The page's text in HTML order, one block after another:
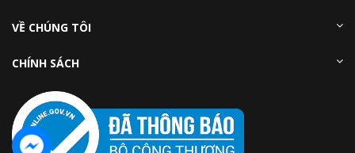
VỀ CHÚNG TÔI
CHÍNH SÁCH